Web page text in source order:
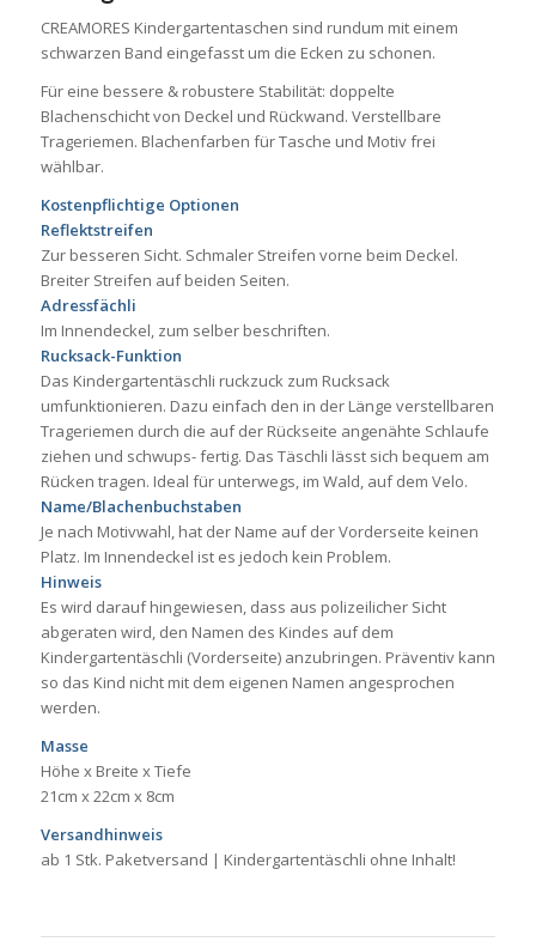
CREAMORES Kindergartentaschen sind rundum mit einem
schwarzen Band eingefasst um die Ecken zu schonen.
Für eine bessere & robustere Stabilität: doppelte
Blachenschicht von Deckel und Rückwand. Verstellbare
Trageriemen. Blachenfarben für Tasche und Motiv frei
wählbar.
Kostenpflichtige Optionen
Reflektstreifen
Zur besseren Sicht. Schmaler Streifen vorne beim Deckel.
Breiter Streifen auf beiden Seiten.
Adressfächli
Im Innendeckel, zum selber beschriften.
Rucksack-Funktion
Das Kindergartentäschli ruckzuck zum Rucksack
umfunktionieren. Dazu einfach den in der Länge verstellbaren
Trageriemen durch die auf der Rückseite angenähte Schlaufe
ziehen und schwups- fertig. Das Täschli lässt sich bequem am
Rücken tragen. Ideal für unterwegs, im Wald, auf dem Velo.
Name/Blachenbuchstaben
Je nach Motivwahl, hat der Name auf der Vorderseite keinen
Platz. Im Innendeckel ist es jedoch kein Problem.
Hinweis
Es wird darauf hingewiesen, dass aus polizeilicher Sicht
abgeraten wird, den Namen des Kindes auf dem
Kindergartentäschli (Vorderseite) anzubringen. Präventiv kann
so das Kind nicht mit dem eigenen Namen angesprochen
werden.
Masse
Höhe x Breite x Tiefe
21cm x 22cm x 8cm
Versandhinweis
ab 1 Stk. Paketversand | Kindergartentäschli ohne Inhalt!